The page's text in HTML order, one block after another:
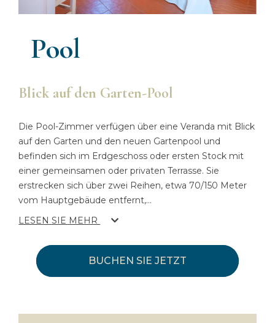
Pool
Blick auf den Garten-Pool
Die Pool-Zimmer verfügen über eine Veranda mit Blick
auf den Garten und den neuen Gartenpool und
befinden sich im Erdgeschoss oder ersten Stock mit
einer gemeinsamen oder privaten Terrasse. Sie
erstrecken sich über zwei Reihen, etwa 70/150 Meter
vom Hauptgebäude entfernt,...
LESEN SIE MEHR
BUCHEN SIE JETZT